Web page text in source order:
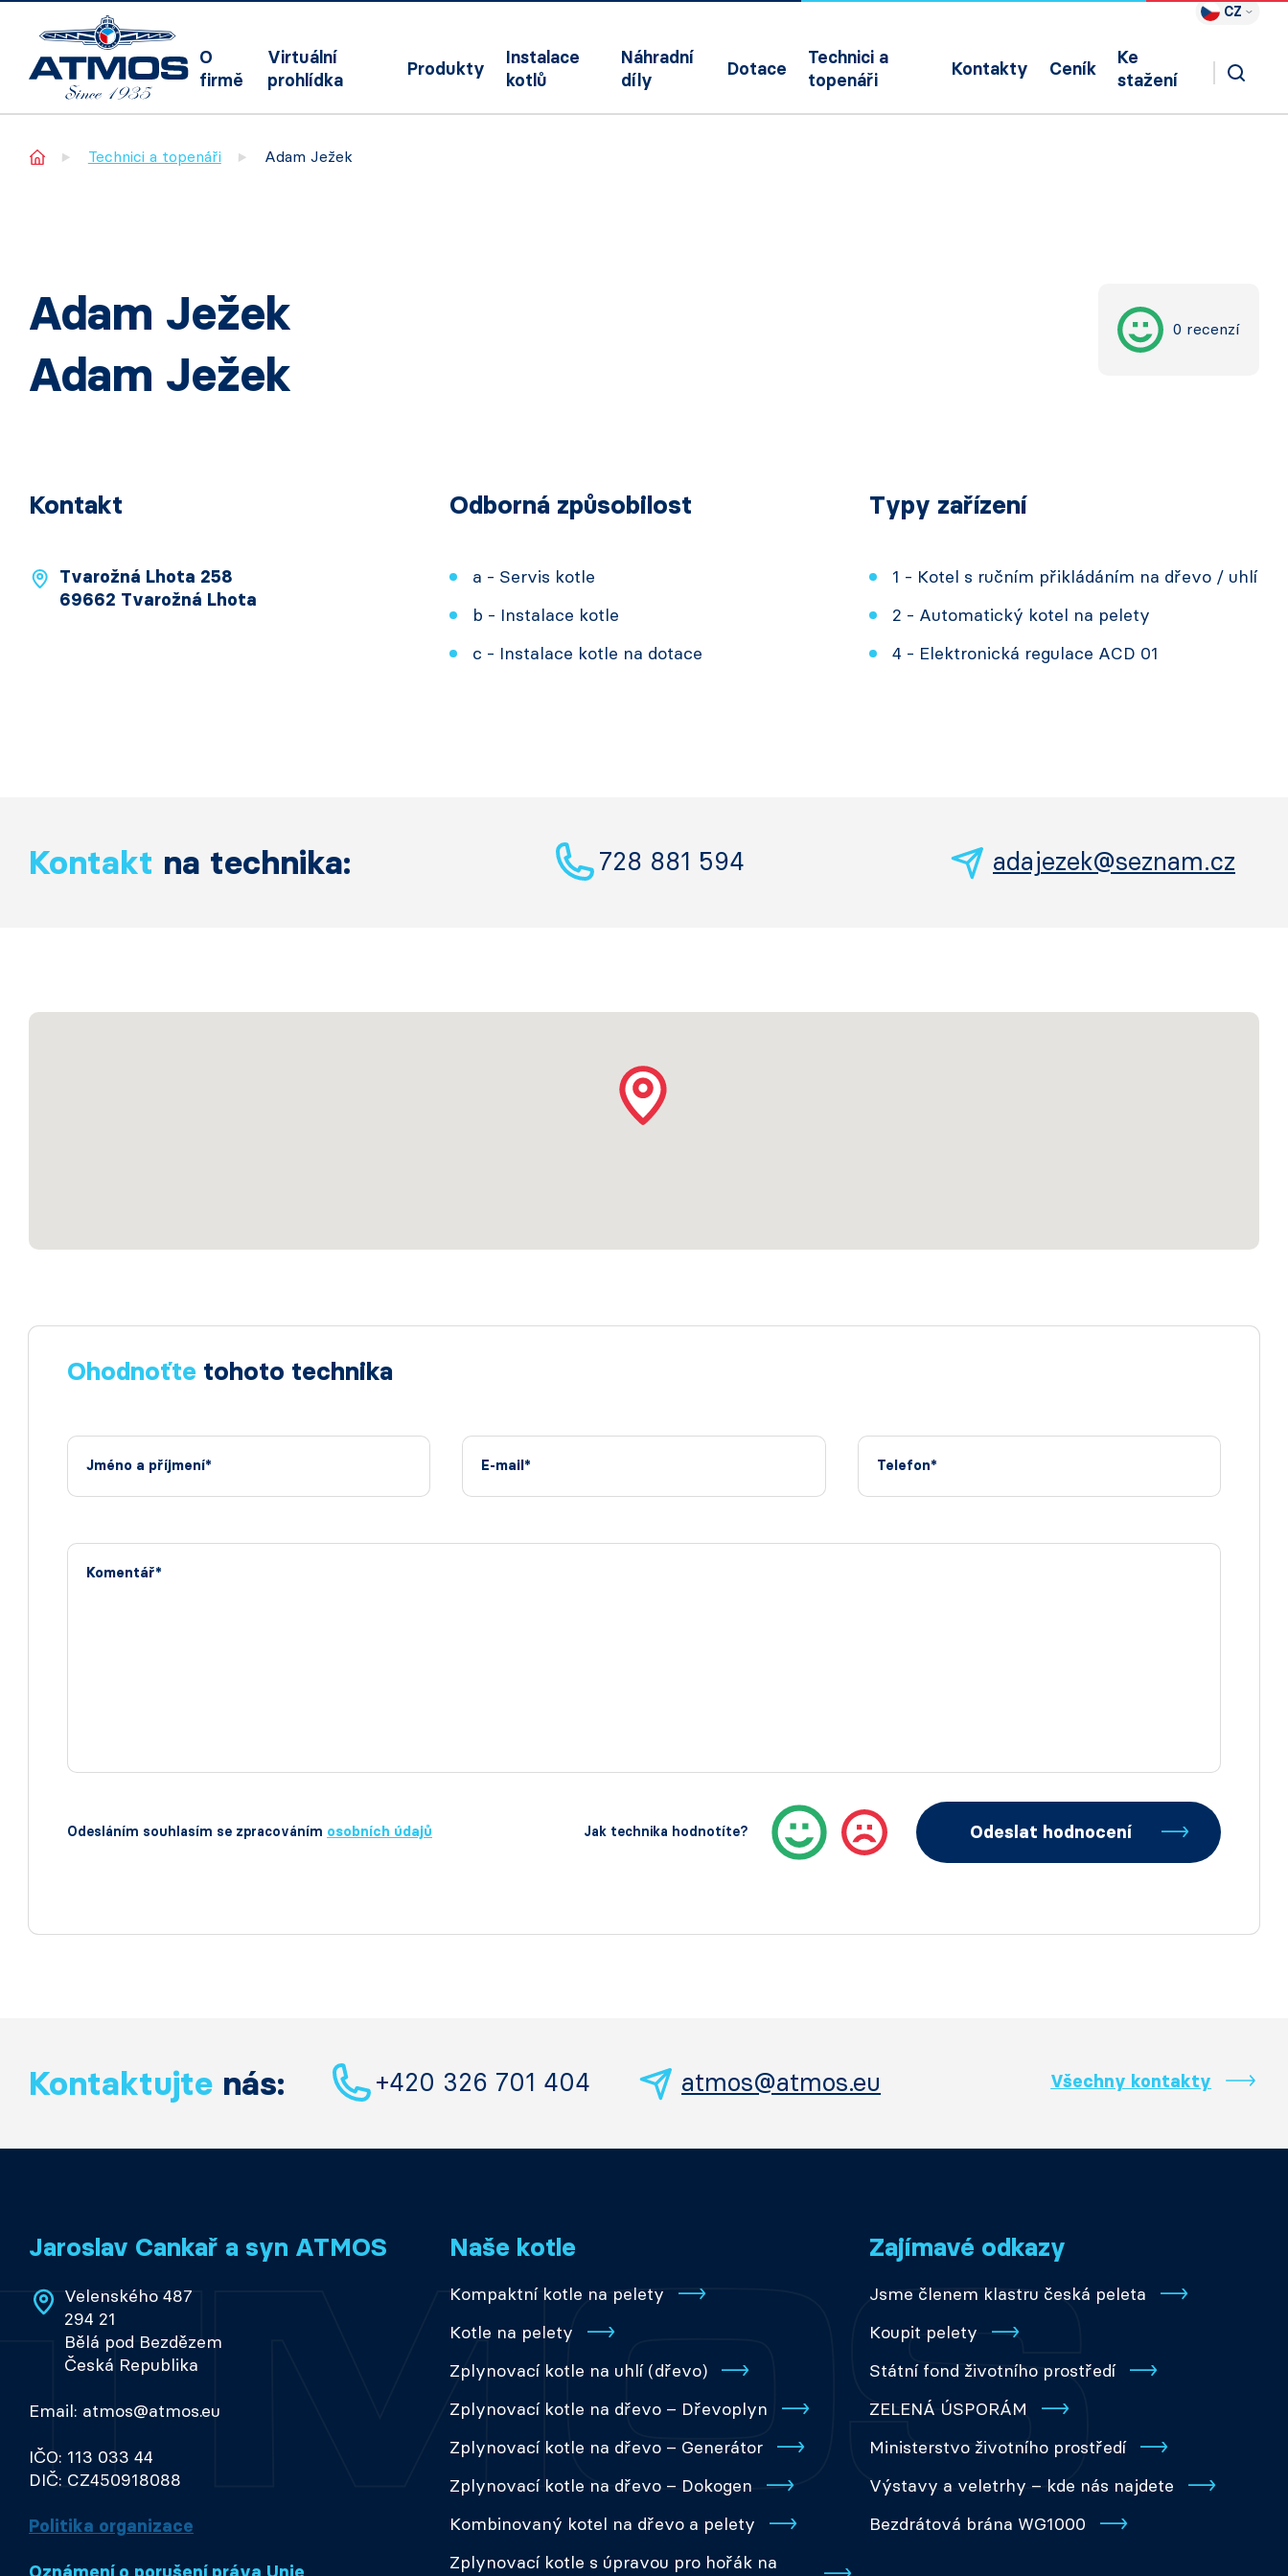
CZ
O
firmě
Virtuální
prohlídka
Produkty
Instalace
kotlů
Náhradní
díly
Dotace
Technici a
topenáři
Kontakty Ceník
Ke
stažení
Home Technici a topenáři Adam Ježek
Adam Ježek
Adam Ježek
0 recenzí
Kontakt
Tvarožná Lhota 258
69662 Tvarožná Lhota
Odborná způsobilost
a - Servis kotle
b - Instalace kotle
c - Instalace kotle na dotace
Typy zařízení
1 - Kotel s ručním přikládáním na dřevo / uhlí
2 - Automatický kotel na pelety
4 - Elektronická regulace ACD 01
Kontakt na technika: 728 881 594 adajezek@seznam.cz
Ohodnoťte tohoto technika
Jméno a příjmení* E-mail* Telefon*
Komentář*
Odesláním souhlasím se zpracováním osobních údajů Jak technika hodnotíte? Odeslat hodnocení
Kontaktujte nás: +420 326 701 404 atmos@atmos.eu Všechny kontakty
Jaroslav Cankař a syn ATMOS
Velenského 487
294 21
Bělá pod Bezdězem
Česká Republika
Email: atmos@atmos.eu
IČO: 113 033 44
DIČ: CZ450918088
Politika organizace
Naše kotle
Kompaktní kotle na pelety
Kotle na pelety
Zplynovací kotle na uhlí (dřevo)
Zplynovací kotle na dřevo – Dřevoplyn
Zplynovací kotle na dřevo – Generátor
Zplynovací kotle na dřevo – Dokogen
Kombinovaný kotel na dřevo a pelety
Zplynovací kotle s úpravou pro hořák na
Zajímavé odkazy
Jsme členem klastru česká peleta
Koupit pelety
Státní fond životního prostředí
ZELENÁ ÚSPORÁM
Ministerstvo životního prostředí
Výstavy a veletrhy – kde nás najdete
Bezdrátová brána WG1000